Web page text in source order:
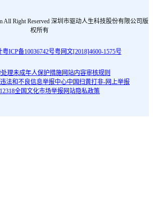
All Right Reserved 深圳市驱动人生科技股份有限公司版
权所有
粤ICP备10036742号粤网文[2018]4600-1575号
理未成年人保护措施网站内容审核规则
法和不良信息举报中心中国扫黄打非-网上举报
12318全国文化市场举报网站隐私政策